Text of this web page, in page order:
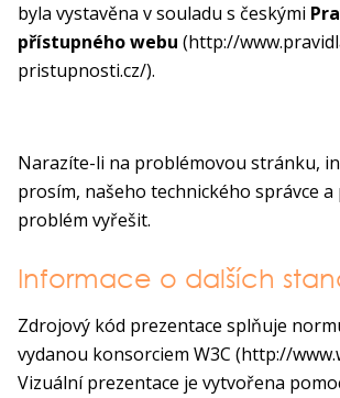
byla vystavěna v souladu s českými
přístupného webu (http://
pristupnosti.cz/).
Narazíte-li na problémovou stránku,
prosím, našeho technického správce a
problém vyřešit.
Informace o dalších
Zdrojový kód prezentace splňuje
vydanou konsorciem W3C (http://
Vizuální prezentace je vytvořena